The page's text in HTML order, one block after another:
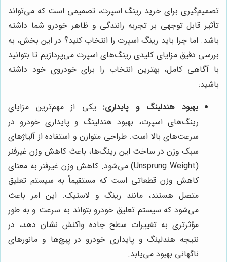
تصمیم‌گیری برای خرید رینگ اسپرت، تصمیمی است که می‌تواند
تأثیر قابل توجهی بر تجربه رانندگی و ظاهر خودرو شما داشته
باشد. اما چرا باید رینگ اسپرت را انتخاب کنید؟ در این بخش، به
بررسی دقیق مزایای کلیدی رینگ‌های اسپرت می‌پردازیم تا بتوانید
با آگاهی کامل، بهترین انتخاب را برای خودروی خود داشته
باشید:
بهبود هندلینگ و پایداری: یکی از مهم‌ترین مزایای
رینگ‌های اسپرت، بهبود هندلینگ و پایداری خودرو در
سرعت‌های بالا است. طراحی متوازن و استفاده از آلیاژهای
سبک وزن در ساخت این رینگ‌ها، باعث کاهش وزن غیرفنر
(Unsprung Weight) می‌شود. کاهش وزن غیرفنر به معنای
کاهش وزن قطعاتی است که مستقیماً به سیستم تعلیق
متصل هستند، مانند رینگ و لاستیک. این امر باعث
می‌شود که سیستم تعلیق خودرو بتواند به سرعت و به طور
مؤثرتری به تغییرات سطح جاده واکنش نشان دهد، در
نتیجه هندلینگ و پایداری خودرو در پیچ‌ها و مانورهای
ناگهانی بهبود می‌یابد.